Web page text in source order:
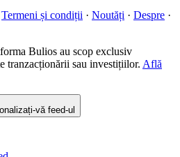
Termeni și condiții · Noutăți · Despre ·
Bulios au scop exclusiv
tranzacționării sau investițiilor. Află
vă feed-ul